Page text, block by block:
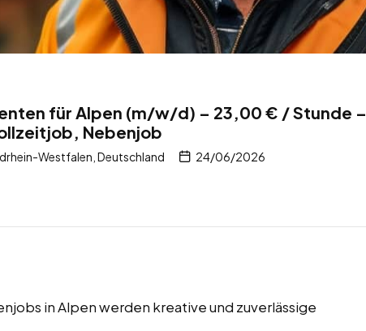
für Alpen (m/w/d) – 23,00 € / Stunde –
Nebenjob
Westfalen, Deutschland 24/06/2026
in Alpen werden kreative und zuverlässige